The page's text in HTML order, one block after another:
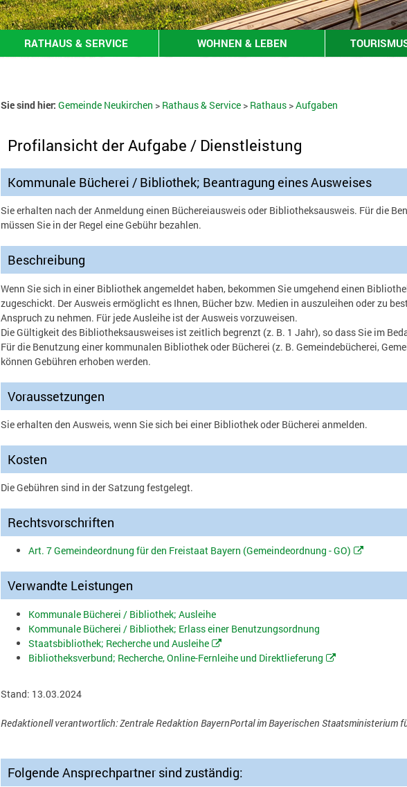
RATHAUS & SERVICE WOHNEN & LEBEN
Sie sind hier: Gemeinde Neukirchen > Rathaus & Service> Rathaus>Aufgaben
Profilansicht der Aufgabe / Dienstleistung
Kommunale Bücherei / Bibliothek; Beantragung eines Ausweises
Sie erhalten nach der Anmeldung einen Büchereiausweis oder Bibliotheksausweis. Für die
müssen Sie in der Regel eine Gebühr bezahlen.
Beschreibung
Wenn Sie sich in einer Bibliothek angemeldet haben, bekommen Sie umgehend einen
zugeschickt. Der Ausweis ermöglicht es Ihnen, Bücher bzw. Medien in auszuleihen oder zu
Anspruch zu nehmen. Für jede Ausleihe ist der Ausweis vorzuweisen.
Die Gültigkeit des Bibliotheksausweises ist zeitlich begrenzt (z. B. 1 Jahr), so dass Sie im
Für die Benutzung einer kommunalen Bibliothek oder Bücherei (z. B. Gemeindebücherei,
können Gebühren erhoben werden.
Voraussetzungen
Sie erhalten den Ausweis, wenn Sie sich bei einer Bibliothek oder Bücherei anmelden.
Kosten
Die Gebühren sind in der Satzung festgelegt.
Rechtsvorschriften
Art. 7 Gemeindeordnung für den Freistaat Bayern (Gemeindeordnung - GO)
Verwandte Leistungen
Kommunale Bücherei / Bibliothek; Ausleihe
Kommunale Bücherei / Bibliothek; Erlass einer Benutzungsordnung
Staatsbibliothek; Recherche und Ausleihe
Bibliotheksverbund; Recherche, Online-Fernleihe und Direktlieferung
Stand: 13.03.2024
Redaktionell verantwortlich: Zentrale Redaktion BayernPortal im Bayerischen Staatsministerium
Folgende Ansprechpartner sind zuständig: